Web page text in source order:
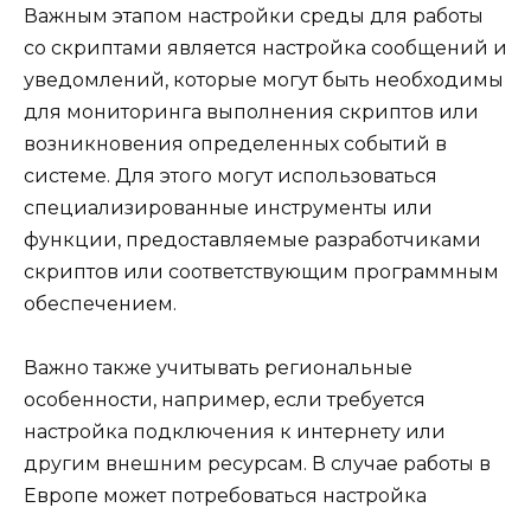
Важным этапом настройки среды для работы
со скриптами является настройка сообщений и
уведомлений, которые могут быть необходимы
для мониторинга выполнения скриптов или
возникновения определенных событий в
системе. Для этого могут использоваться
специализированные инструменты или
функции, предоставляемые разработчиками
скриптов или соответствующим программным
обеспечением.
Важно также учитывать региональные
особенности, например, если требуется
настройка подключения к интернету или
другим внешним ресурсам. В случае работы в
Европе может потребоваться настройка